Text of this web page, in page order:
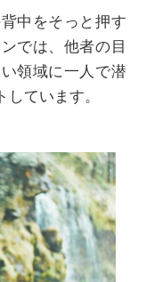
中をそっと押す
では、他者の目
領域に一人で潜
ています。